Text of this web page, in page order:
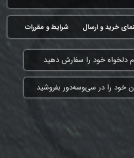
شرایط و مقررات خرید و ارسال
دلخواه خود را سفارش دهید
خود را در سی‌وسه‌دور بفروشید